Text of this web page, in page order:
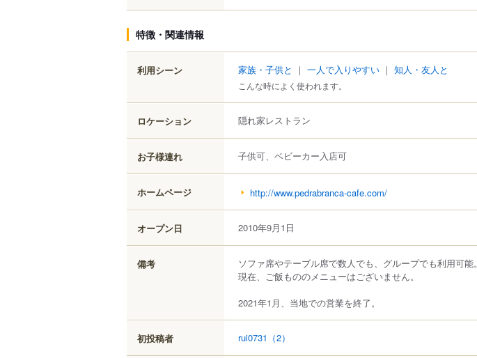
特徴・関連情報
利用シーン 家族・子供と ｜ 一人で入りやすい ｜ 知人・友人と
こんな時によく使われます。
ロケーション 隠れ家レストラン
お子様連れ 子供可、ベビーカー入店可
ホームページ http://www.pedrabranca-cafe.com/
オープン日 2010年9月1日
備考
ソファ席やテーブル席で数人でも、グループでも利用可能。
現在、ご飯もののメニューはございません。
2021年1月、当地での営業を終了。
初投稿者 rui0731 （2）